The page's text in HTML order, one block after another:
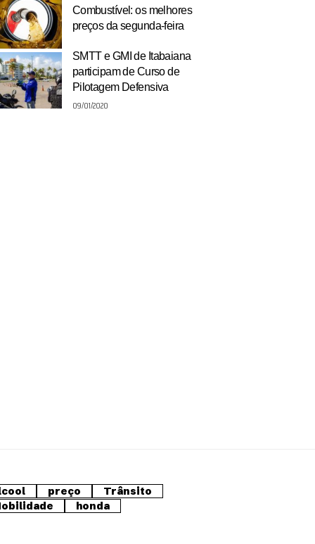
Combustível: os melhores
preços da segunda-feira
SMTT e GMI de Itabaiana
participam de Curso de
Pilotagem Defensiva
09/01/2020
preço
Trânsito
honda